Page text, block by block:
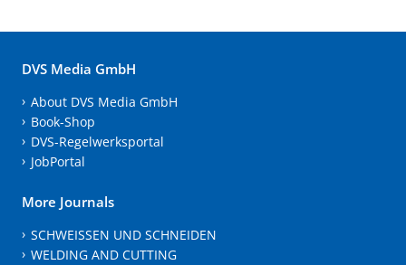
DVS Media GmbH
About DVS Media GmbH
Book-Shop
DVS-Regelwerksportal
JobPortal
More Journals
SCHWEISSEN UND SCHNEIDEN
WELDING AND CUTTING